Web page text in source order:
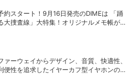
約スタート！9月16日発売のDIMEは 「踊
大捜査線」大特集！オリジナルメモ帳が特
ァーウェイからデザイン、音質、快適性、
便性を追求したイヤーカフ型イヤホンのフ